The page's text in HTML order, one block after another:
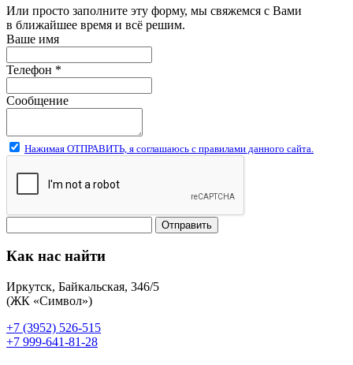
Или просто заполните эту форму, мы свяжемся с Вами
в ближайшее время и всё решим.
Ваше имя
Телефон *
Сообщение
Нажимая ОТПРАВИТЬ, я соглашаюсь с правилами данного сайта.
Отправить
Как нас найти
Иркутск, Байкальская, 346/5
(ЖК «Символ»)
+7 (3952) 526-515
+7 999-641-81-28